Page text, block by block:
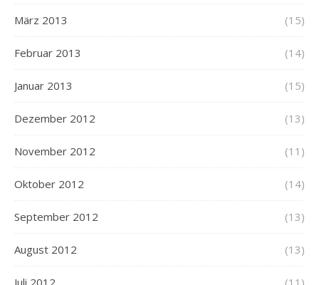
März 2013 (15)
Februar 2013 (14)
Januar 2013 (15)
Dezember 2012 (13)
November 2012 (11)
Oktober 2012 (14)
September 2012 (13)
August 2012 (13)
Juli 2012 (11)